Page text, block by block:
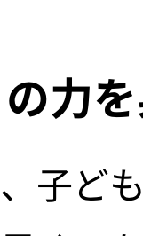
の力
子ど